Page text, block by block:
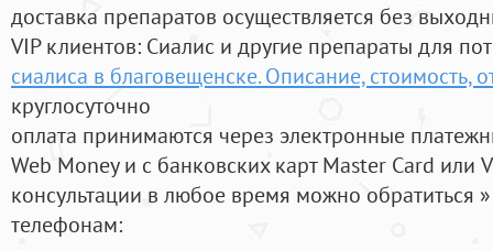
доставка препаратов осуществляется без
VIP клиентов: Сиалис и другие препараты для
сиалиса в благовещенске. Описание, стоимость,
круглосуточно
оплата принимаются через электронные
Web Money и с банковских карт Master Card или
консультации в любое время можно обратиться
телефонам: